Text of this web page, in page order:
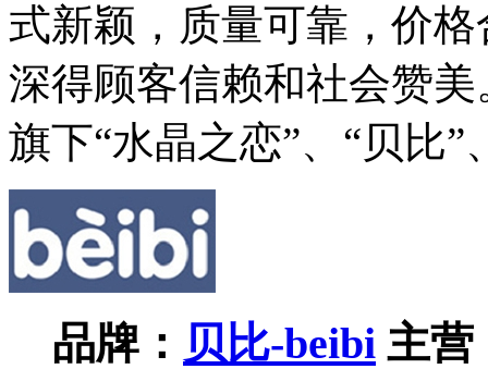
式新颖，质量可靠，价
深得顾客信赖和社会赞
旗下“水晶之恋”、“贝比
品牌： 贝比-beibi 主营